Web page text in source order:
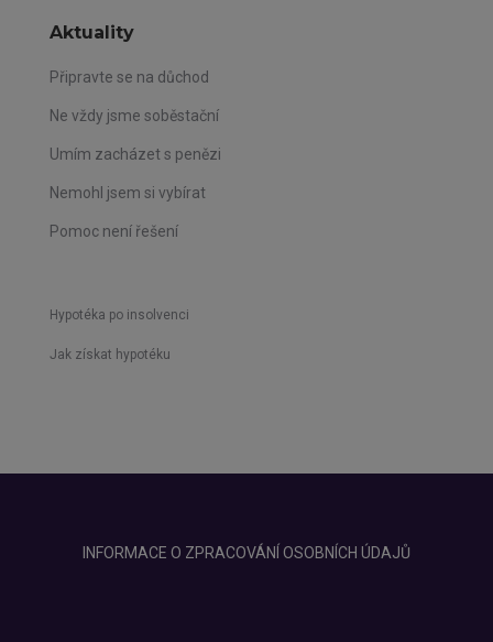
Aktuality
Připravte se na důchod
Ne vždy jsme soběstační
Umím zacházet s penězi
Nemohl jsem si vybírat
Pomoc není řešení
Hypotéka po insolvenci
Jak získat hypotéku
INFORMACE O ZPRACOVÁNÍ OSOBNÍCH ÚDAJŮ